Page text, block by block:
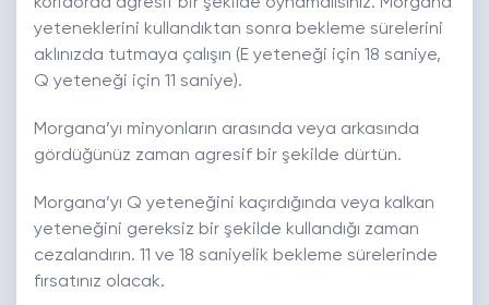
yeteneklerini kullandıktan sonra bekleme sürelerini
aklınızda tutmaya çalışın (E yeteneği için 18 saniye,
Q yeteneği için 11 saniye).
Morgana’yı minyonların arasında veya arkasında
gördüğünüz zaman agresif bir şekilde dürtün.
Morgana’yı Q yeteneğini kaçırdığında veya kalkan
yeteneğini gereksiz bir şekilde kullandığı zaman
cezalandırın. 11 ve 18 saniyelik bekleme sürelerinde
fırsatınız olacak.